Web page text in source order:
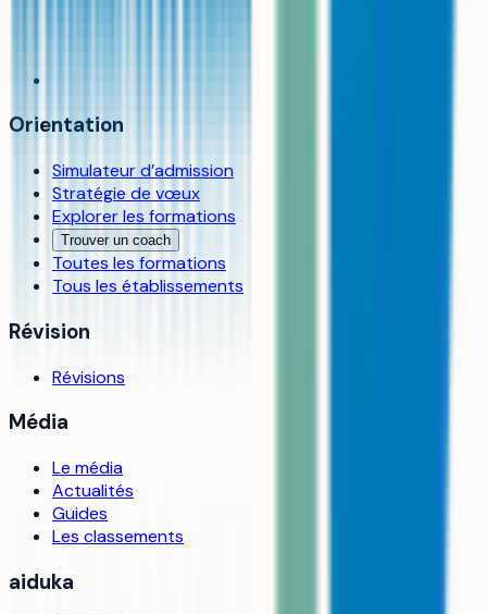
Orientation
Simulateur d’admission
Stratégie de vœux
Explorer les formations
Trouver un coach
Toutes les formations
Tous les établissements
Révision
Révisions
Média
Le média
Actualités
Guides
Les classements
aiduka